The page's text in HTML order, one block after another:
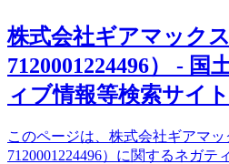
株式会社ギアマック
7120001224496） -
ィブ情報等検索サイト
このページは、株式会社ギアマ
7120001224496）に関するネガテ